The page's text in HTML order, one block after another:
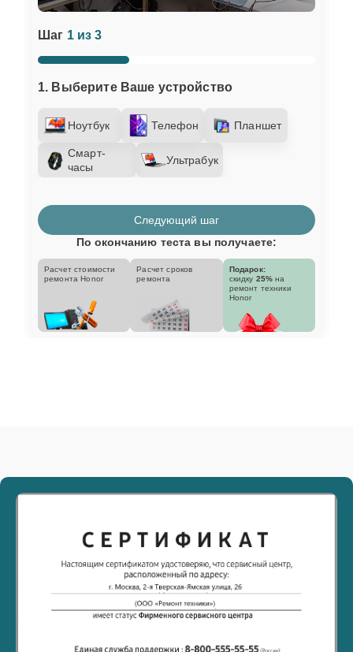
Шаг 1 из 3
1. Выберите Ваше устройство
Ноутбук Телефон Планшет
Смарт-
часы
Ультрабук
Следующий шаг
По окончанию теста вы получаете:
Расчет стоимости
ремонта Honor
Расчет сроков
ремонта
Подарок:
скидку 25% на
ремонт техники
Honor